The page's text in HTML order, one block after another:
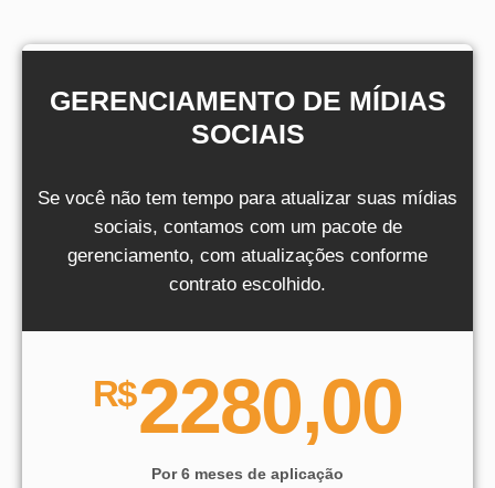
GERENCIAMENTO DE MÍDIAS
SOCIAIS
Se você não tem tempo para atualizar suas mídias
sociais, contamos com um pacote de
gerenciamento, com atualizações conforme
contrato escolhido.
R$2280,00
Por 6 meses de aplicação